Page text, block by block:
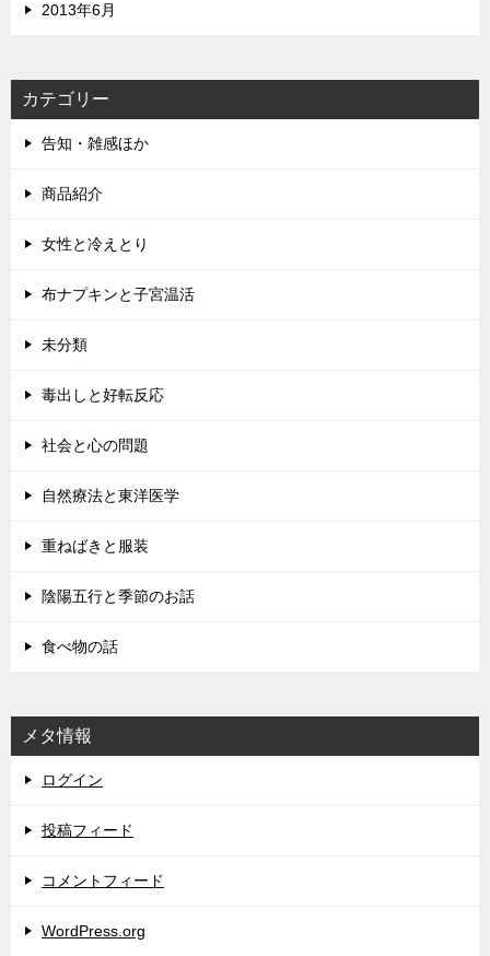
2013年6月
カテゴリー
告知・雑感ほか
商品紹介
女性と冷えとり
布ナプキンと子宮温活
未分類
毒出しと好転反応
社会と心の問題
自然療法と東洋医学
重ねばきと服装
陰陽五行と季節のお話
食べ物の話
メタ情報
ログイン
投稿フィード
コメントフィード
WordPress.org